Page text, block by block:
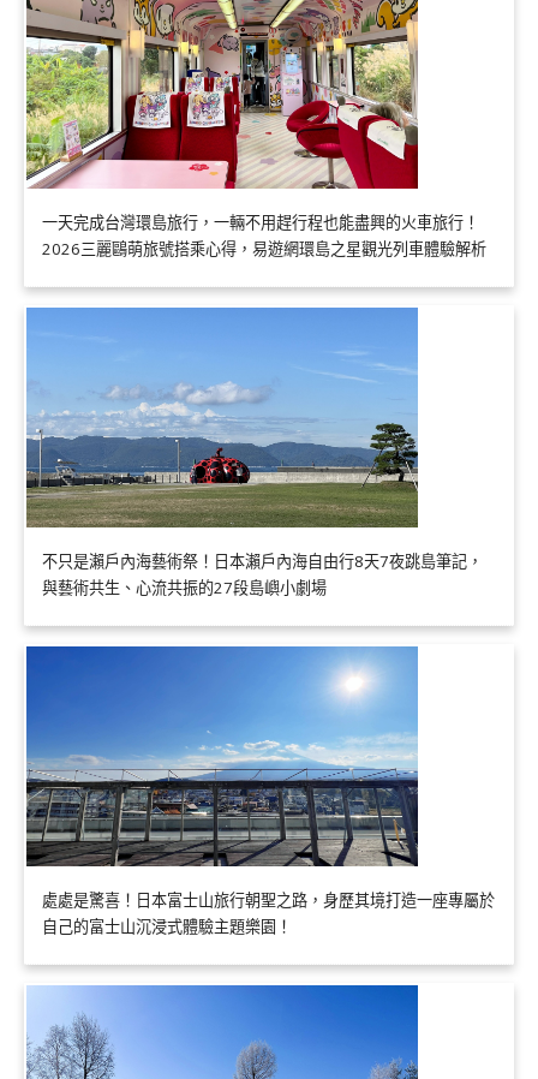
一天完成台灣環島旅行，一輛不用趕行程也能盡興的火車旅行！
2026三麗鷗萌旅號搭乘心得，易遊網環島之星觀光列車體驗解析
不只是瀨戶內海藝術祭！日本瀨戶內海自由行8天7夜跳島筆記，
與藝術共生、心流共振的27段島嶼小劇場
處處是驚喜！日本富士山旅行朝聖之路，身歷其境打造一座專屬於
自己的富士山沉浸式體驗主題樂園！